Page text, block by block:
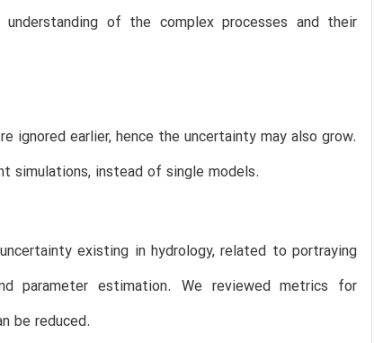
of the complex processes and their
earlier, hence the uncertainty may also grow.
instead of single models.
existing in hydrology, related to portraying
parameter estimation. We reviewed metrics for
be reduced.